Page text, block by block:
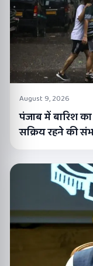
August 9, 2026
पंजाब में बारिश
सक्रिय रहने की